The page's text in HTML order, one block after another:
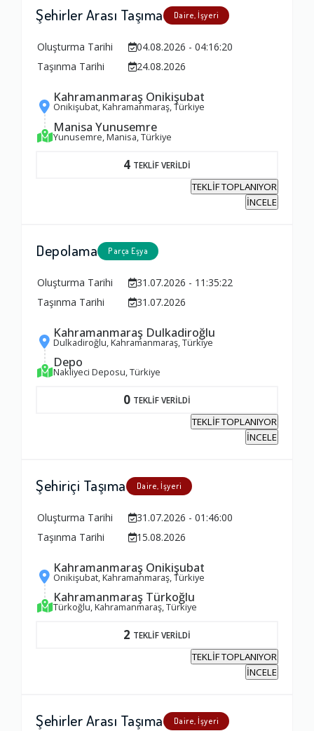
Şehirler Arası Taşıma Daire, İşyeri
Oluşturma Tarihi
04.08.2026 - 04:16:20
Taşınma Tarihi
24.08.2026
Kahramanmaraş Onikişubat
Onikişubat, Kahramanmaraş, Türkiye
Manisa Yunusemre
Yunusemre, Manisa, Türkiye
4 TEKLİF VERİLDİ
TEKLİF TOPLANIYOR
İNCELE
Depolama Parça Eşya
Oluşturma Tarihi
31.07.2026 - 11:35:22
Taşınma Tarihi
31.07.2026
Kahramanmaraş Dulkadiroğlu
Dulkadiroğlu, Kahramanmaraş, Türkiye
Depo
Nakliyeci Deposu, Türkiye
0 TEKLİF VERİLDİ
TEKLİF TOPLANIYOR
İNCELE
Şehiriçi Taşıma Daire, İşyeri
Oluşturma Tarihi
31.07.2026 - 01:46:00
Taşınma Tarihi
15.08.2026
Kahramanmaraş Onikişubat
Onikişubat, Kahramanmaraş, Türkiye
Kahramanmaraş Türkoğlu
Türkoğlu, Kahramanmaraş, Türkiye
2 TEKLİF VERİLDİ
TEKLİF TOPLANIYOR
İNCELE
Şehirler Arası Taşıma Daire, İşyeri
Ambalajlama Hizmeti
Firma ile İletişim
1.0
Zamanlama
Firma Çalışanları
1.0
Fiyatlandırma Dengesi